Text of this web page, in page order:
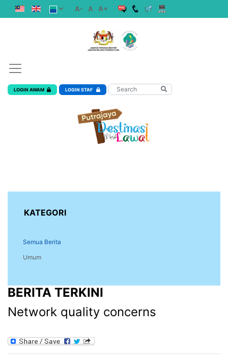
A- A A+
LOGIN AWAM LOGIN STAF
KATEGORI
Semua Berita
Umum
BERITA TERKINI
Network quality concerns